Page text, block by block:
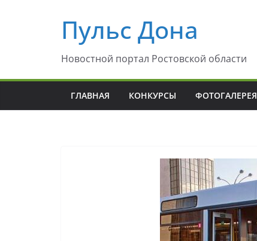
содержимомуПульс Дона
Новостной портал Ростовской области
ГЛАВНАЯ КОНКУРСЫ ФОТОГАЛЕРЕЯ